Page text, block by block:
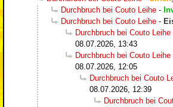
Durchbruch bei Couto Leihe -
Durchbruch bei Couto Leihe -
Durchbruch bei Couto Leihe
08.07.2026, 13:43
Durchbruch bei Couto Leihe
08.07.2026, 12:05
Durchbruch bei Couto
08.07.2026, 12:39
Durchbruch bei